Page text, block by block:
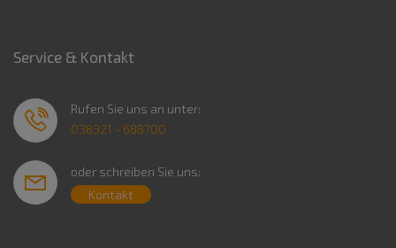
Service & Kontakt
Rufen Sie uns an unter:
038321 - 688700
oder schreiben Sie uns:
Kontakt